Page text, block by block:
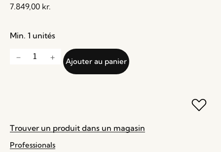
7.849,00 kr.
Min. 1 unités
Ajouter au panier
Trouver un produit dans un magasin
Professionals